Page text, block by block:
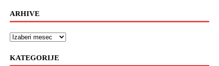
ARHIVE
KATEGORIJE